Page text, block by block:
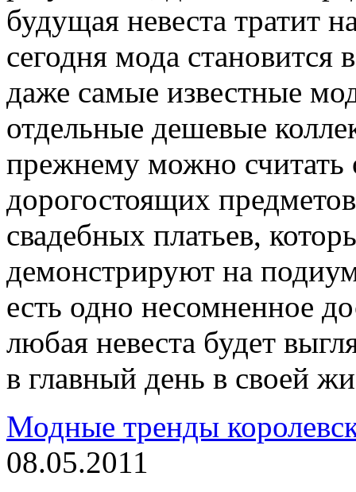
будущая невеста тратит
сегодня мода становится
даже самые известные
отдельные дешевые
прежнему можно
дорогостоящих
свадебных платьев,
демонстрируют на
есть одно несомненное
любая невеста будет
в главный день в своей
Модные тренды
08.05.2011